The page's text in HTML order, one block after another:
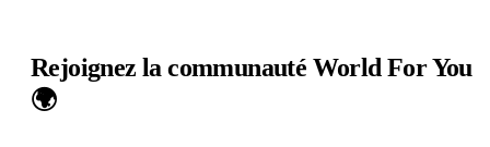
Rejoignez la communauté World For You
🌍